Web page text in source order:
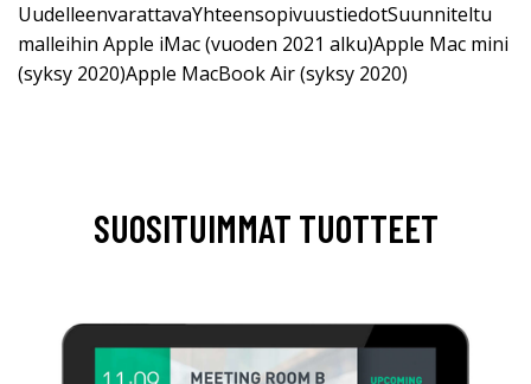
UudelleenvarattavaYhteensopivuustiedotSuunniteltu
malleihin Apple iMac (vuoden 2021 alku)Apple Mac mini
(syksy 2020)Apple MacBook Air (syksy 2020)
SUOSITUIMMAT TUOTTEET